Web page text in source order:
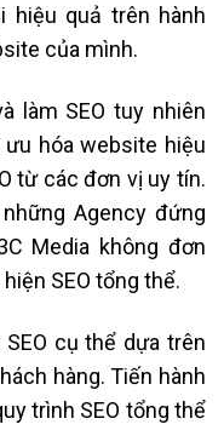
hiệu quả trên hành
của mình.
làm SEO tuy nhiên
hóa website hiệu
từ các đơn vị uy tín.
Agency đứng
Media không đơn
SEO tổng thể.
cụ thể dựa trên
hàng. Tiến hành
trình SEO tổng thể